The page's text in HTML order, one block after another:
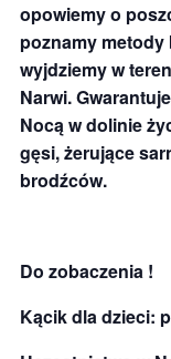
opowiemy o
poznamy
wyjdziemy w
Narwi.
Nocą w dolinie
gęsi, żerujące
brodźców.
Do zobaczenia !
Kącik dla dzieci: